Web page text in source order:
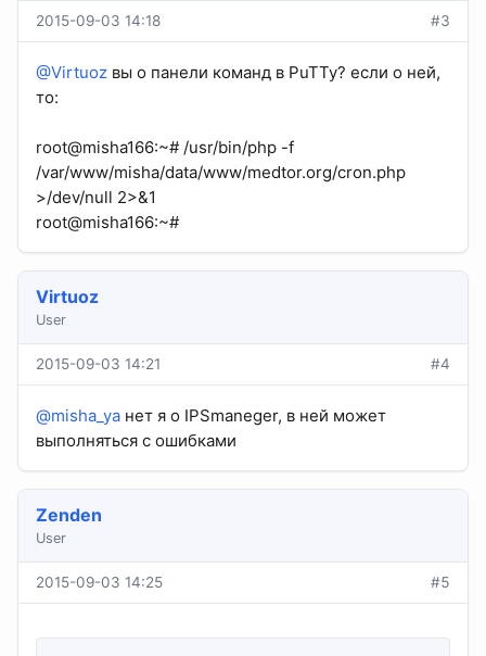
2015-09-03 14:18 #3
@Virtuoz вы о панели команд в PuTTy? если о ней,
то:
root@misha166:~# /usr/bin/php -f
/var/www/misha/data/www/medtor.org/cron.php
>/dev/null 2>&1
root@misha166:~#
Virtuoz
User
2015-09-03 14:21 #4
@misha_ya нет я о IPSmaneger, в ней может
выполняться с ошибками
Zenden
User
2015-09-03 14:25 #5